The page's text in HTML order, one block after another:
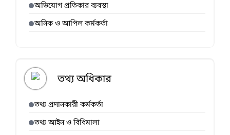
অভিযোগ প্রতিকার ব্যবস্থা
অনিক ও আপিল কর্মকর্তা
তথ্য অধিকার
তথ্য প্রদানকারী কর্মকর্তা
তথ্য আইন ও বিধিমালা